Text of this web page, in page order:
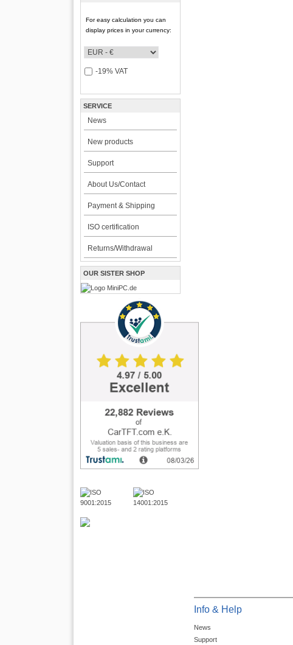
For easy calculation you can
display prices in your currency:
-19% VAT
SERVICE
News
New products
Support
About Us/Contact
Payment & Shipping
ISO certification
Returns/Withdrawal
OUR SISTER SHOP
Info & Help
News
Support